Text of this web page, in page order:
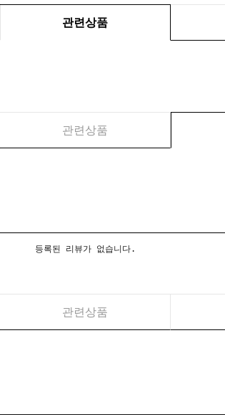
관련상품
관련상품
등록된 리뷰가 없습니다.
관련상품